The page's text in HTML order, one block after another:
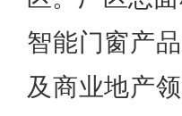
智能门窗产
及商业地产